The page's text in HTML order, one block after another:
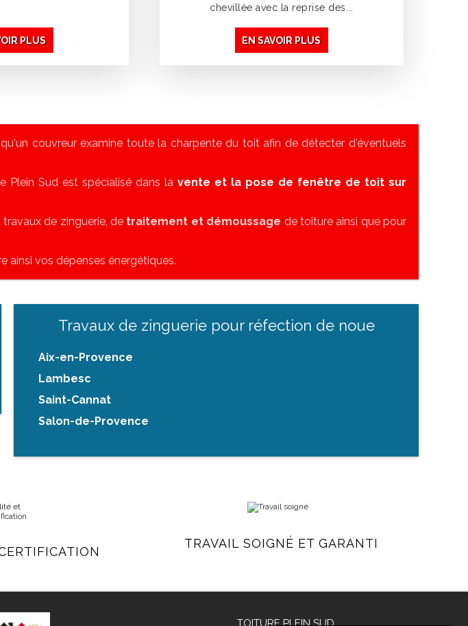
PLUS
chevillée avec la reprise des...
EN SAVOIR PLUS
couvreur examine toute la charpente du toit afin de détecter d'éventuels
Plein Sud est spécialisé dans la vente et la pose de fenêtre de toit sur
de zinguerie, de traitement et démoussage de toiture ainsi que pour
ainsi vos dépenses énergétiques.
Travaux de zinguerie pour réfection de noue
Aix-en-Provence
Lambesc
Saint-Cannat
Salon-de-Provence
TRAVAIL SOIGNÉ ET GARANTI
TOITURE PLEIN SUD